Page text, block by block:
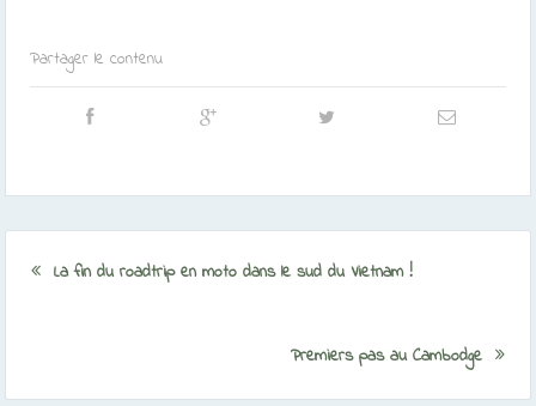
Partager le contenu
La fin du roadtrip en moto dans le sud du Vietnam !
Premiers pas au Cambodge